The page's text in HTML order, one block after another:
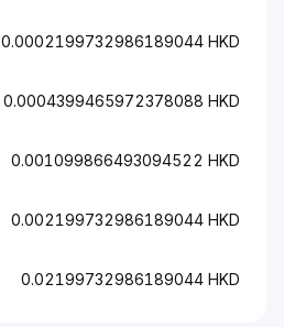
0.0002199732986189044 HKD
0.0004399465972378088 HKD
0.001099866493094522 HKD
0.002199732986189044 HKD
0.02199732986189044 HKD